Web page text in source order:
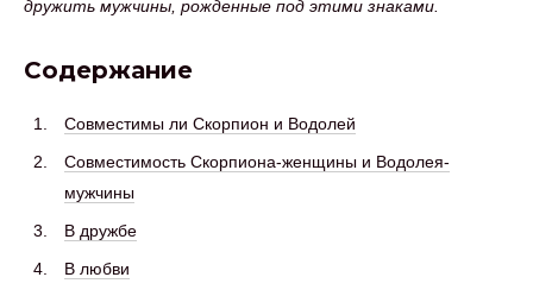
дружить мужчины, рожденные под этими знаками.
Содержание
Совместимы ли Скорпион и Водолей
Совместимость Скорпиона-женщины и Водолея-
мужчины
В дружбе
В любви